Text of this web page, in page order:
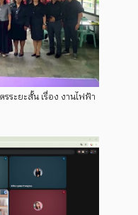
ระยะสั้น เรื่อง งานไฟฟ้า